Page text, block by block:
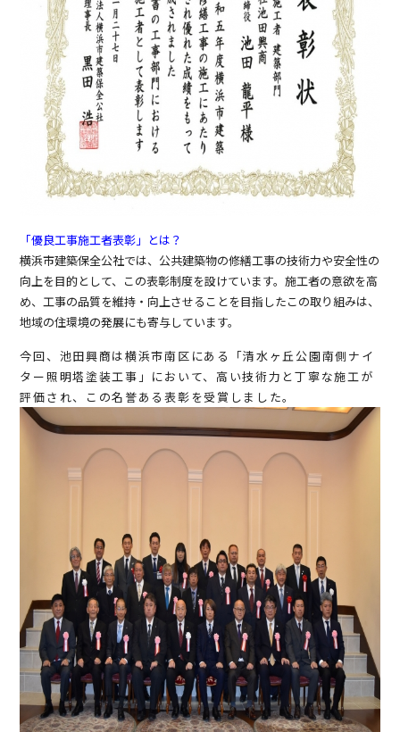
「優良工事施工者表彰」とは？
横浜市建築保全公社では、公共建築物の修繕工事の技術力や安全性の
向上を目的として、この表彰制度を設けています。施工者の意欲を高
め、工事の品質を維持・向上させることを目指したこの取り組みは、
地域の住環境の発展にも寄与しています。
今回、池田興商は横浜市南区にある「清水ヶ丘公園南側ナイ
ター照明塔塗装工事」において、高い技術力と丁寧な施工が
評価され、この名誉ある表彰を受賞しました。